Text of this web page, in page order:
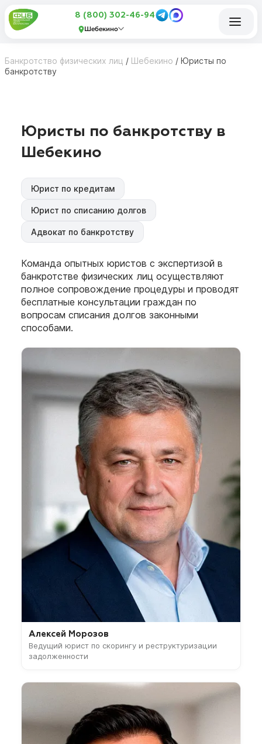
8 (800) 302-46-94
Шебекино
Банкротство физических лиц / Шебекино / Юристы по
банкротству
Юристы по банкротству в
Шебекино
Юрист по кредитам
Юрист по списанию долгов
Адвокат по банкротству
Команда опытных юристов с экспертизой в
банкротстве физических лиц осуществляют
полное сопровождение процедуры и проводят
бесплатные консультации граждан по
вопросам списания долгов законными
способами.
Алексей Морозов
Ведущий юрист по скорингу и реструктуризации
задолженности